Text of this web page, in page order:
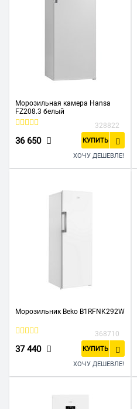
Морозильная камера Hansa
FZ208.3 белый
328822
36 650 КУПИТЬ
ХОЧУ ДЕШЕВЛЕ!
Морозильник Beko B1RFNK292W
368710
37 440 КУПИТЬ
ХОЧУ ДЕШЕВЛЕ!